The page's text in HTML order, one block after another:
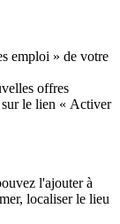
emploi » de votre
offres
le lien « Activer
l'ajouter à
localiser le lieu